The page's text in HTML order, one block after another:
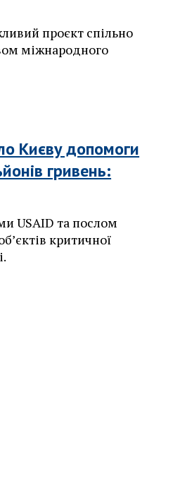
проєкт спільно
міжнародного
Києву допомоги
гривень:
USAID та послом
критичної